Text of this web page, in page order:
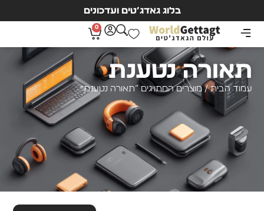
בלוג גאדג’טים ועדכונים
0
תאורה נטענת
עמוד הבית/ מוצרים המתויגים “תאורה נטענת”